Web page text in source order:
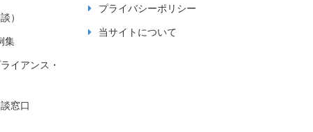
）
集
イアンス・
窓口
プライバシーポリシー
当サイトについて